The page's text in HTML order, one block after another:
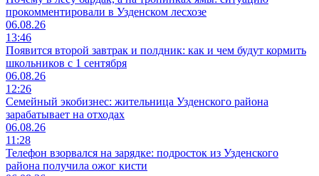
прокомментировали в Узденском лесхозе
06.08.26
13:46
Появится второй завтрак и полдник: как и чем будут кормить
школьников с 1 сентября
06.08.26
12:26
Семейный экобизнес: жительница Узденского района
зарабатывает на отходах
06.08.26
11:28
Телефон взорвался на зарядке: подросток из Узденского
района получила ожог кисти